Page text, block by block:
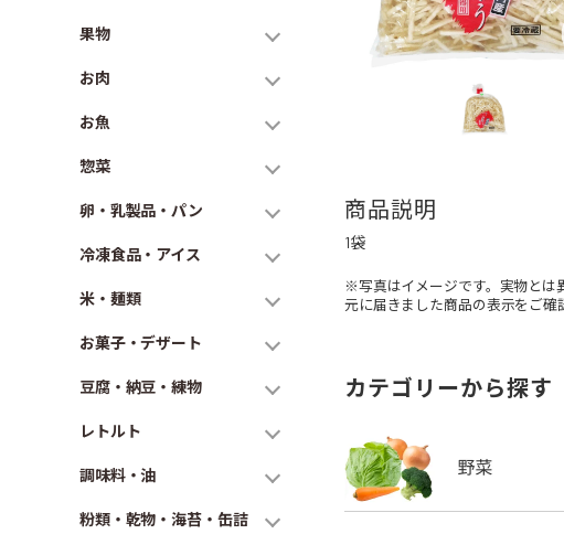
果物
お肉
お魚
惣菜
卵・乳製品・パン
冷凍食品・アイス
米・麺類
お菓子・デザート
豆腐・納豆・練物
レトルト
調味料・油
粉類・乾物・海苔・缶詰
商品説明
1袋
※写真はイメージです。実物とは
元に届きました商品の表示をご確
カテゴリーから探す